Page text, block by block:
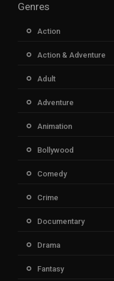
Genres
Action
Action & Adventure
Adult
Adventure
Animation
Bollywood
Comedy
Crime
Documentary
Drama
Fantasy